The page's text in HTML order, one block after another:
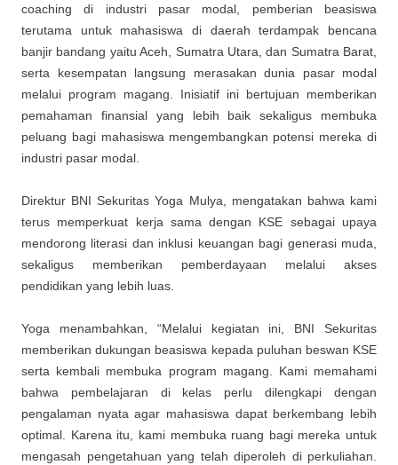
coaching di industri pasar modal, pemberian beasiswa
terutama untuk mahasiswa di daerah terdampak bencana
banjir bandang yaitu Aceh, Sumatra Utara, dan Sumatra Barat,
serta kesempatan langsung merasakan dunia pasar modal
melalui program magang. Inisiatif ini bertujuan memberikan
pemahaman finansial yang lebih baik sekaligus membuka
peluang bagi mahasiswa mengembangkan potensi mereka di
industri pasar modal.
Direktur BNI Sekuritas Yoga Mulya, mengatakan bahwa kami
terus memperkuat kerja sama dengan KSE sebagai upaya
mendorong literasi dan inklusi keuangan bagi generasi muda,
sekaligus memberikan pemberdayaan melalui akses
pendidikan yang lebih luas.
Yoga menambahkan, “Melalui kegiatan ini, BNI Sekuritas
memberikan dukungan beasiswa kepada puluhan beswan KSE
serta kembali membuka program magang. Kami memahami
bahwa pembelajaran di kelas perlu dilengkapi dengan
pengalaman nyata agar mahasiswa dapat berkembang lebih
optimal. Karena itu, kami membuka ruang bagi mereka untuk
mengasah pengetahuan yang telah diperoleh di perkuliahan.